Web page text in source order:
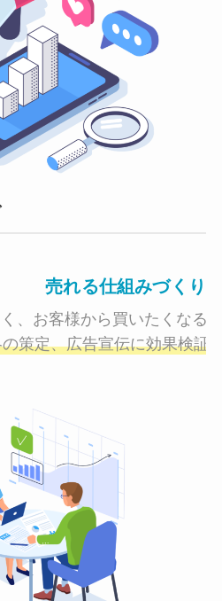
売れる仕組みづくり
、お客様から買いたくなる
策定、広告宣伝に効果検証